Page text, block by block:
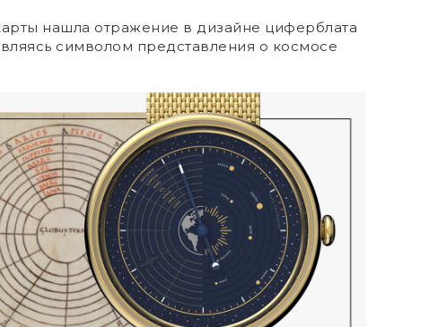
нашла отражение в дизайне циферблата
символом представления о космосе